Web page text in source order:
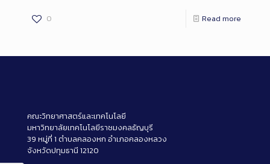
0 Read more
คณะวิทยาศาสตร์และเทคโนโลยี
มหาวิทยาลัยเทคโนโลยีราชมงคลธัญบุรี
39 หมู่ที่ 1 ตำบลคลองหก อำเภอคลองหลวง
จังหวัดปทุมธานี 12120